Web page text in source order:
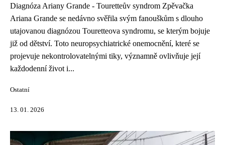
Diagnóza Ariany Grande - Touretteův syndrom Zpěvačka
Ariana Grande se nedávno svěřila svým fanouškům s dlouho
utajovanou diagnózou Touretteova syndromu, se kterým bojuje
již od dětství. Toto neuropsychiatrické onemocnění, které se
projevuje nekontrolovatelnými tiky, významně ovlivňuje její
každodenní život i...
Ostatní
13. 01. 2026